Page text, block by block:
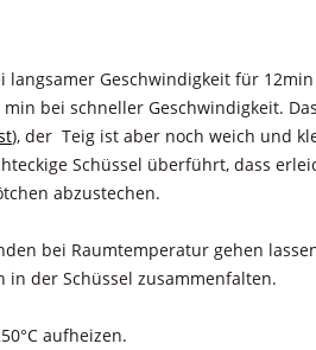
langsamer Geschwindigkeit für
bei schneller Geschwindigkeit.
), der Teig ist aber noch weich und
Schüssel überführt, dass
abzustechen.
bei Raumtemperatur gehen
in der Schüssel zusammenfalten.
aufheizen.